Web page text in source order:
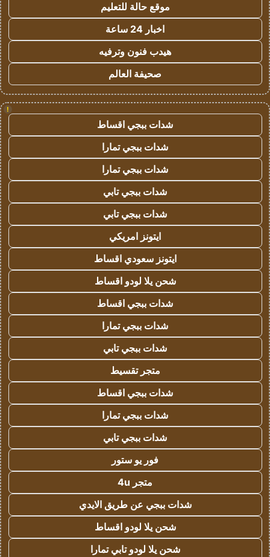
موقع حالة للتعليم
اخبار 24 ساعة
هيدب فنون وترفيه
صحيفة العالم
!
شدات ببجي اقساط
شدات ببجي تمارا
شدات ببجي تمارا
شدات ببجي تابي
شدات ببجي تابي
ايتونز امريكي
ايتونز سعودي اقساط
شحن يلا لودو اقساط
شدات ببجي اقساط
شدات ببجي تمارا
شدات ببجي تابي
متجر تقسيط
شدات ببجي اقساط
شدات ببجي تمارا
شدات ببجي تابي
فور يو ستور
متجر 4u
شدات ببجي عن طريق الايدي
شحن يلا لودو اقساط
شحن يلا لودو تابي تمارا